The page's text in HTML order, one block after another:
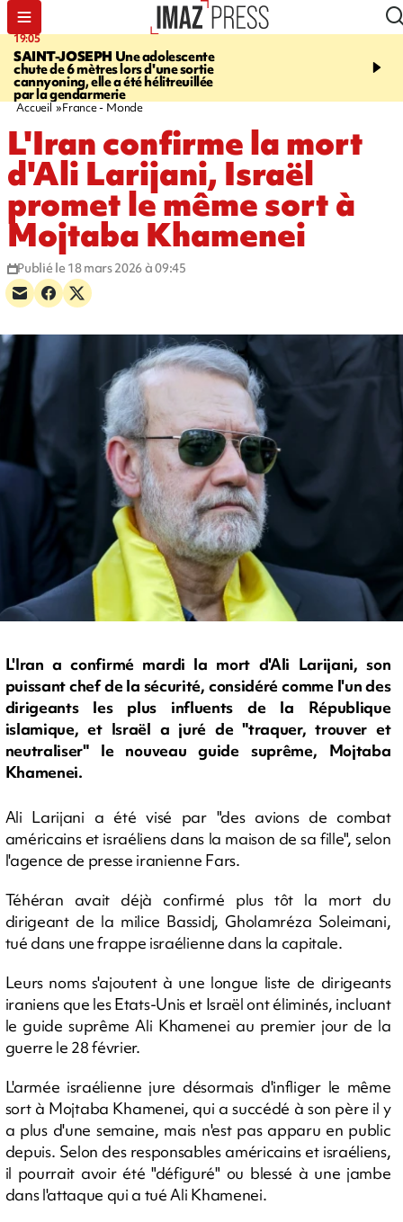
19:05
SAINT-JOSEPH Une adolescente
chute de 6 mètres lors d'une sortie
cannyoning, elle a été hélitreuillée
par la gendarmerie
20:44
rouée de coups,
Accueil France - Monde
L'Iran confirme la mort
d'Ali Larijani, Israël
promet le même sort à
Mojtaba Khamenei
Publié le 18 mars 2026 à 09:45
L'Iran a confirmé mardi la mort d'Ali Larijani, son
puissant chef de la sécurité, considéré comme l'un des
dirigeants les plus influents de la République
islamique, et Israël a juré de "traquer, trouver et
neutraliser" le nouveau guide suprême, Mojtaba
Khamenei.
Ali Larijani a été visé par "des avions de combat
américains et israéliens dans la maison de sa fille", selon
l'agence de presse iranienne Fars.
Téhéran avait déjà confirmé plus tôt la mort du
dirigeant de la milice Bassidj, Gholamréza Soleimani,
tué dans une frappe israélienne dans la capitale.
Leurs noms s'ajoutent à une longue liste de dirigeants
iraniens que les Etats-Unis et Israël ont éliminés, incluant
le guide suprême Ali Khamenei au premier jour de la
guerre le 28 février.
L'armée israélienne jure désormais d'infliger le même
sort à Mojtaba Khamenei, qui a succédé à son père il y
a plus d'une semaine, mais n'est pas apparu en public
depuis. Selon des responsables américains et israéliens,
il pourrait avoir été "défiguré" ou blessé à une jambe
dans l'attaque qui a tué Ali Khamenei.